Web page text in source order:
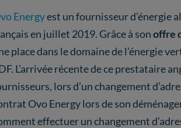
Energyest un fournisseur d’énergie
en juillet 2019. Grâce à sonoffre
place dans le domaine de l’énergie
L’arrivée récente de ce prestataire
lors d’un changement
Ovo Energy lors de son
effectuer un changement